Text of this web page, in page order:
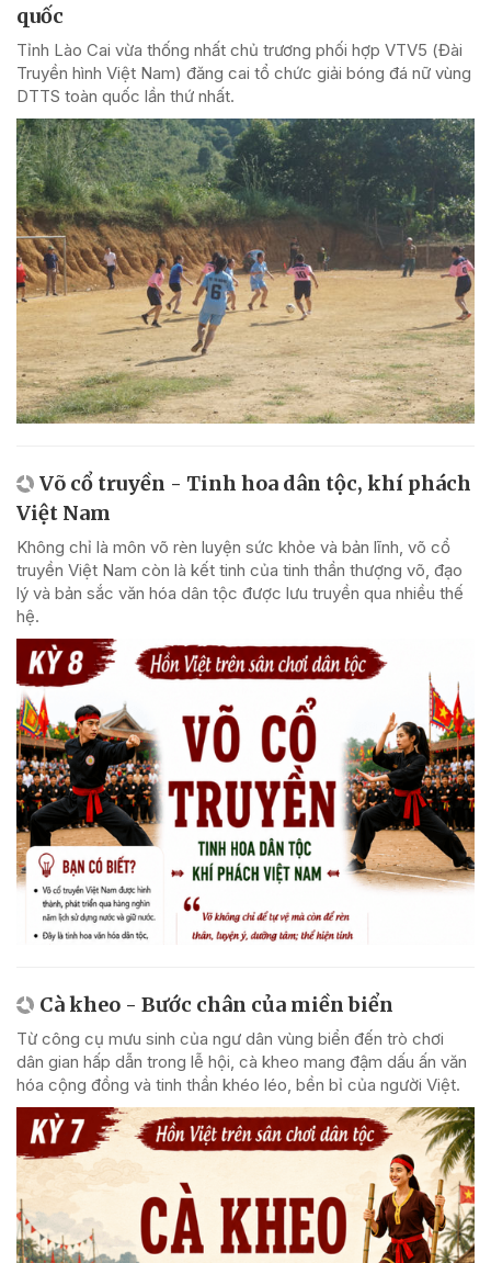
quốc
Tỉnh Lào Cai vừa thống nhất chủ trương phối hợp VTV5 (Đài
Truyền hình Việt Nam) đăng cai tổ chức giải bóng đá nữ vùng
DTTS toàn quốc lần thứ nhất.
Võ cổ truyền - Tinh hoa dân tộc, khí phách
Việt Nam
Không chỉ là môn võ rèn luyện sức khỏe và bản lĩnh, võ cổ
truyền Việt Nam còn là kết tinh của tinh thần thượng võ, đạo
lý và bản sắc văn hóa dân tộc được lưu truyền qua nhiều thế
hệ.
Cà kheo - Bước chân của miền biển
Từ công cụ mưu sinh của ngư dân vùng biển đến trò chơi
dân gian hấp dẫn trong lễ hội, cà kheo mang đậm dấu ấn văn
hóa cộng đồng và tinh thần khéo léo, bền bỉ của người Việt.